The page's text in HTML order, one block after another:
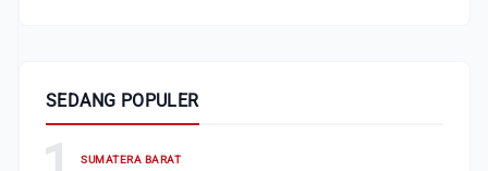
SEDANG POPULER
SUMATERA BARAT